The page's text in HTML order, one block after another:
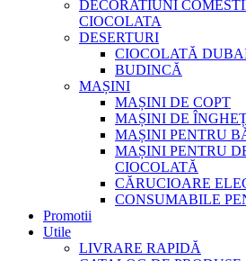
DECORATIUNI
CIOCOLATA
DESERTURI
CIOCOLATĂ
BUDINCĂ
MAȘINI
MAȘINI DE COPT
MAȘINI DE
MAȘINI PENTRU
MAȘINI PENTRU
CIOCOLATĂ
CĂRUCIOARE
CONSUMABILE
Promotii
Utile
LIVRARE RAPIDĂ